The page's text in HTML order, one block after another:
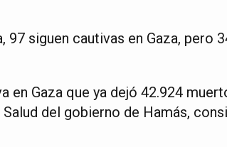
97 siguen cautivas en Gaza, pero
en Gaza que ya dejó 42.924
del gobierno de Hamás,